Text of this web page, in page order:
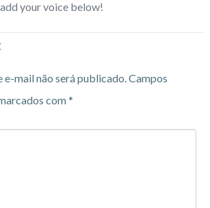
your voice below!
e-mail não será publicado.Campos
com*